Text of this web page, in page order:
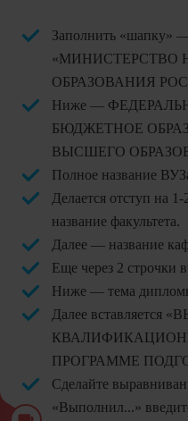
Заполнить «шапку»
«МИНИСТЕРСТВО
ОБРАЗОВАНИЯ
Ниже —
БЮДЖЕТНОЕ
ВЫСШЕГО
Полное название
Делается отступ на
название факультета.
Далее — название
Еще через 2 строчки
Ниже — тема
Далее вставляется
ПРОГРАММЕ
Сделайте
«Выполнил...»